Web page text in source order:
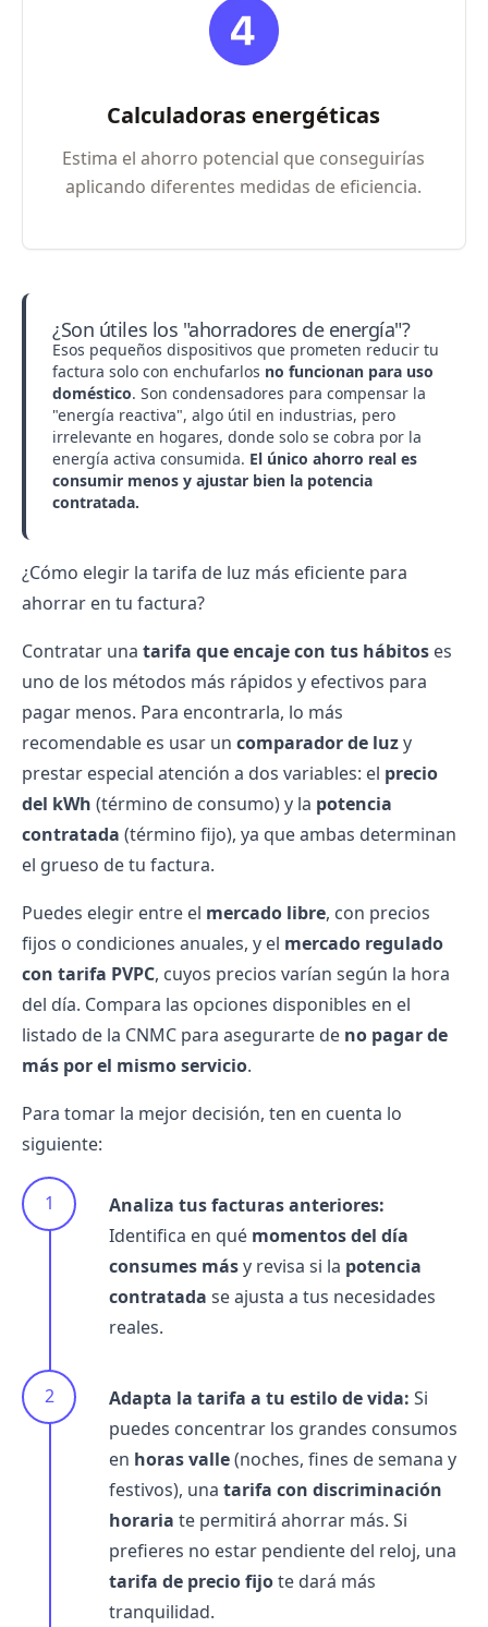
Calculadoras energéticas
Estima el ahorro potencial que conseguirías
aplicando diferentes medidas de eficiencia.
¿Son útiles los "ahorradores de energía"?
Esos pequeños dispositivos que prometen reducir tu
factura solo con enchufarlos no funcionan para uso
doméstico. Son condensadores para compensar la
"energía reactiva", algo útil en industrias, pero
irrelevante en hogares, donde solo se cobra por la
energía activa consumida. El único ahorro real es
consumir menos y ajustar bien la potencia
contratada.
¿Cómo elegir la tarifa de luz más eficiente para
ahorrar en tu factura?
Contratar una tarifa que encaje con tus hábitos es
uno de los métodos más rápidos y efectivos para
pagar menos. Para encontrarla, lo más
recomendable es usar un comparador de luzy
prestar especial atención a dos variables: el precio
del kWh (término de consumo) y la potencia
contratada (término fijo), ya que ambas determinan
el grueso de tu factura.
Puedes elegir entre el mercado libre, con precios
fijos o condiciones anuales, y el mercado regulado
con tarifa PVPC, cuyos precios varían según la hora
del día. Compara las opciones disponibles en el
listado de la CNMC para asegurarte de no pagar de
más por el mismo servicio.
Para tomar la mejor decisión, ten en cuenta lo
siguiente:
Analiza tus facturas anteriores:
Identifica en qué momentos del día
consumes másy revisa si la potencia
contratada se ajusta a tus necesidades
reales.
Adapta la tarifa a tu estilo de vida: Si
puedes concentrar los grandes consumos
en horas valle(noches, fines de semana y
festivos), una tarifa con discriminación
horaria te permitirá ahorrar más. Si
prefieres no estar pendiente del reloj, una
tarifa de precio fijote dará más
tranquilidad.